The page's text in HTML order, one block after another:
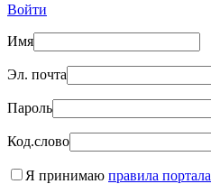
Войти
Имя
Эл. почта
Пароль
Код.слово
Я принимаю правила портала